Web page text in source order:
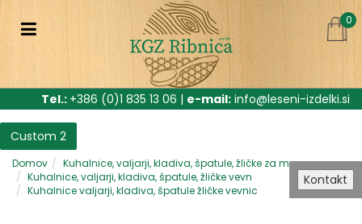
Kontakt
0
Tel.: +386 (0)1 835 13 06 | e-mail: info@leseni-izdelki.si
Custom 2
Domov
Kuhalnice, valjarji, kladiva, špatule, žličke za m
Kuhalnice, valjarji, kladiva, špatule, žličke vevn
Kuhalnice valjarji, kladiva, špatule žličke vevnic